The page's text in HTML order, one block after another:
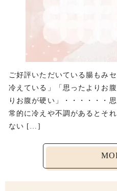
ご好評いただいている腸もみ
冷えている」「思ったよりお
りお腹が硬い」・・・・・・
常的に冷えや不調があるとそ
ない […]